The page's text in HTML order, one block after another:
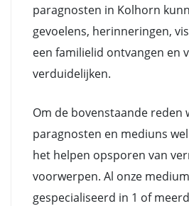
paragnosten in Kolhorn
gevoelens, herinneringen,
een familielid ontvangen en
verduidelijken.
Om de bovenstaande reden
paragnosten en mediuns
het helpen opsporen van
voorwerpen. Al onze
gespecialiseerd in 1 of